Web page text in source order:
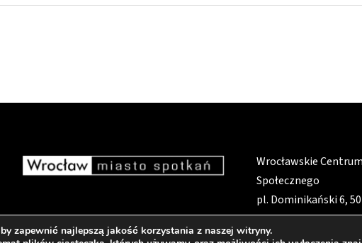
Wrocławskie
Społecznego
pl. Dominikański 6,
zapewnić najlepszą jakość korzystania z naszej witryny.